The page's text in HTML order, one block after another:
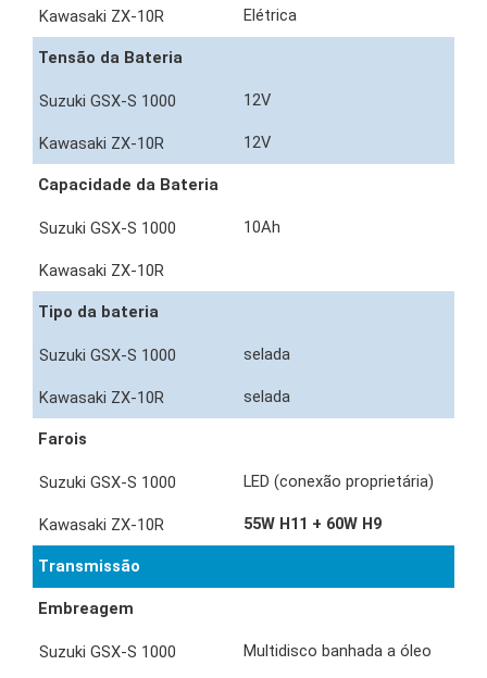
Elétrica
Tensão da Bateria
12V
12V
Capacidade da Bateria
10Ah
Tipo da bateria
selada
selada
Farois
LED (conexão proprietária)
55W H11 + 60W H9
Transmissão
Embreagem
Multidisco banhada a óleo